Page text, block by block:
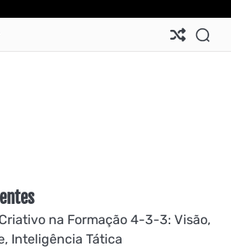
na Formação 4-3-3: Visão,
Inteligência Tática